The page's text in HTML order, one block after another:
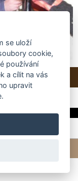
ve vteřinách)
stránek
se uloží
cookie,
používání
a cílit na vás
upravit